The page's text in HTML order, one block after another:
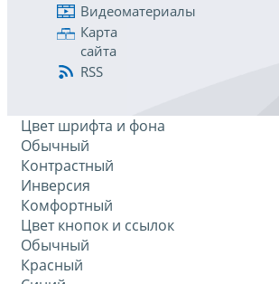
Видеоматериалы
Карта
сайта
RSS
Цвет шрифта и фона
Обычный
Контрастный
Инверсия
Комфортный
Цвет кнопок и ссылок
Обычный
Красный